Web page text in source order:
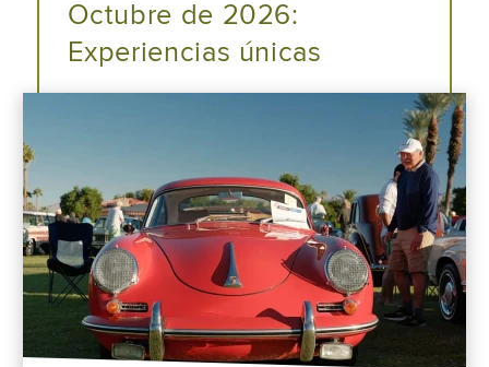
Octubre de 2026:
Experiencias únicas